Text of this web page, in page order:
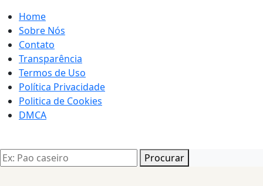
Home
Sobre Nós
Contato
Transparência
Termos de Uso
Política Privacidade
Politica de Cookies
DMCA
Procurar